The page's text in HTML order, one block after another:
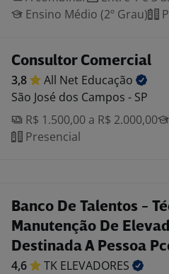
Ensino Médio (2º Grau)
Consultor Comercial
3,8 All Net Educação
São José dos Campos - SP
R$ 1.500,00 a R$ 2.000,00
Presencial
Banco De Talentos -
Manutenção De
Destinada A Pessoa
4,6 TK ELEVADORES